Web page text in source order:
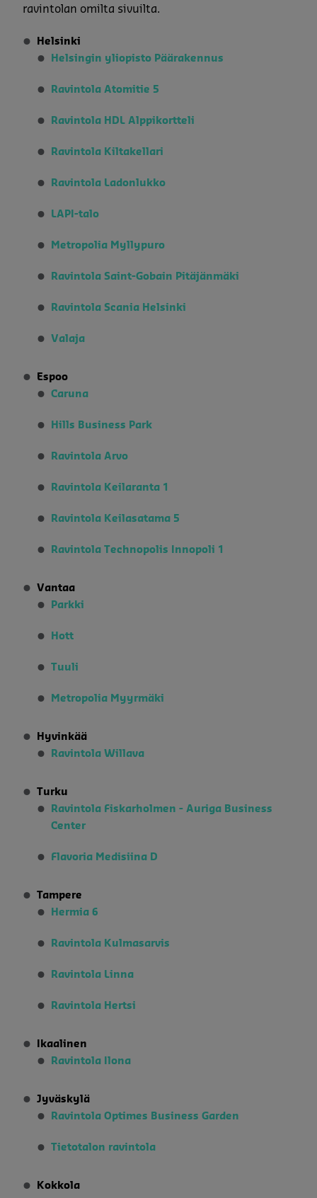
ravintolan omilta sivuilta.
Helsinki
Helsingin yliopisto Päärakennus
Ravintola Atomitie 5
Ravintola HDL Alppikortteli
Ravintola Kiltakellari
Ravintola Ladonlukko
LAPI-talo
Metropolia Myllypuro
Ravintola Saint-Gobain Pitäjänmäki
Ravintola Scania Helsinki
Valaja
Espoo
Caruna
Hills Business Park
Ravintola Arvo
Ravintola Keilaranta 1
Ravintola Keilasatama 5
Ravintola Technopolis Innopoli 1
Vantaa
Parkki
Hott
Tuuli
Metropolia Myyrmäki
Hyvinkää
Ravintola Willava
Turku
Ravintola Fiskarholmen - Auriga Business
Center
Flavoria Medisiina D
Tampere
Hermia 6
Ravintola Kulmasarvis
Ravintola Linna
Ravintola Hertsi
Ikaalinen
Ravintola Ilona
Jyväskylä
Ravintola Optimes Business Garden
Tietotalon ravintola
Kokkola